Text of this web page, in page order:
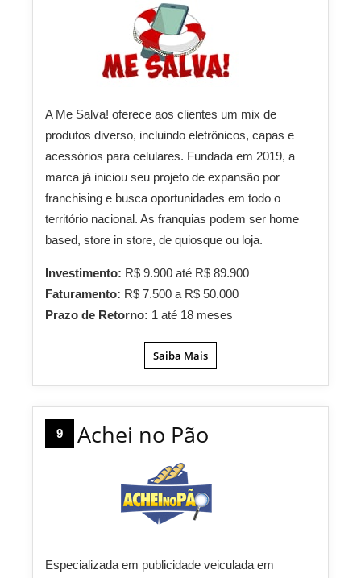
A Me Salva! oferece aos clientes um mix de
produtos diverso, incluindo eletrônicos, capas e
acessórios para celulares. Fundada em 2019, a
marca já iniciou seu projeto de expansão por
franchising e busca oportunidades em todo o
território nacional. As franquias podem ser home
based, store in store, de quiosque ou loja.
Investimento: R$ 9.900 até R$ 89.900
Faturamento: R$ 7.500 a R$ 50.000
Prazo de Retorno: 1 até 18 meses
Saiba Mais
9 Achei no Pão
Especializada em publicidade veiculada em